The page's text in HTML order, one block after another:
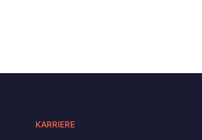
KARRIERE